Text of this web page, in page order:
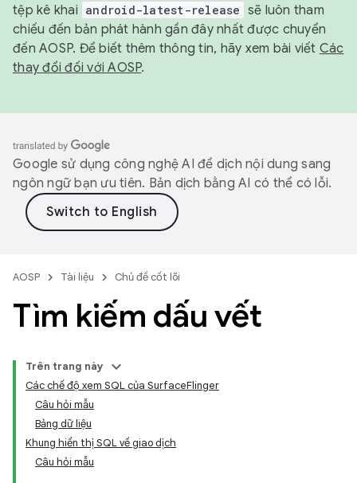
tệp kê khai android-latest-release sẽ luôn tham
chiếu đến bản phát hành gần đây nhất được chuyển
đến AOSP. Để biết thêm thông tin, hãy xem bài viết Các
thay đổi đối với AOSP.
Google sử dụng công nghệ AI để dịch nội dung sang
ngôn ngữ bạn ưu tiên. Bản dịch bằng AI có thể có lỗi.
AOSP Tài liệu Chủ đề cốt lõi
Tìm kiếm dấu vết
Trên trang này
Các chế độ xem SQL của SurfaceFlinger
Câu hỏi mẫu
Bảng dữ liệu
Khung hiển thị SQL về giao dịch
Câu hỏi mẫu